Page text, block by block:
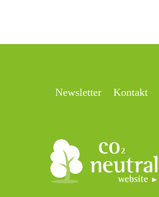
Newsletter Kontakt